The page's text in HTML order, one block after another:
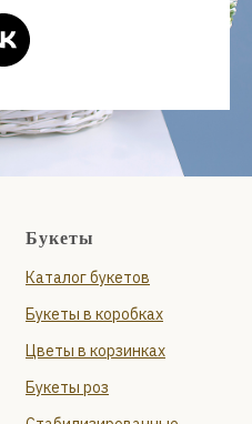
Букеты
Каталог букетов
Букеты в коробках
Цветы в корзинках
Букеты роз